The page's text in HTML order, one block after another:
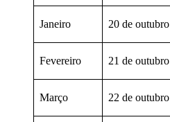
Janeiro 20 de outubro
Fevereiro 21 de outubro
Março 22 de outubro